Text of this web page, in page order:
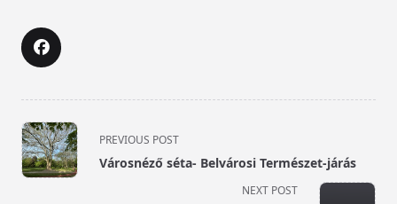
<span
class="nav-
subtitle
PREVIOUS POST
Városnéző séta- Belvárosi Természet-járás
NEXT POST